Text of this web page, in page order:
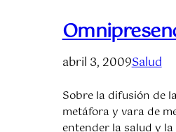
abril 3, 2009Salud
Sobre la difusión de
metáfora y vara de
entender la salud y